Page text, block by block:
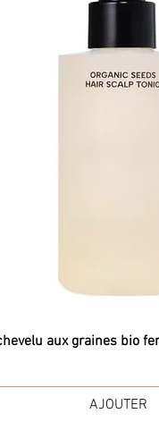
aux graines bio
AJOUTER